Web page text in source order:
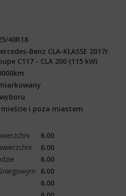
40R18
Benz CLA-KLASSE 2017r.
C117 - CLA 200 (115 kW)
i poza miastem
6.00
6.00
6.00
6.00
6.00